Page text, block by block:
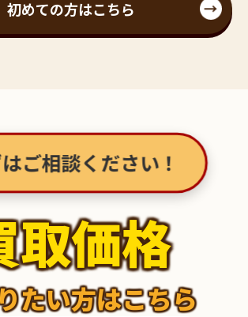
初めての方はこちら
ご相談ください！
取価格
たい方はこちら